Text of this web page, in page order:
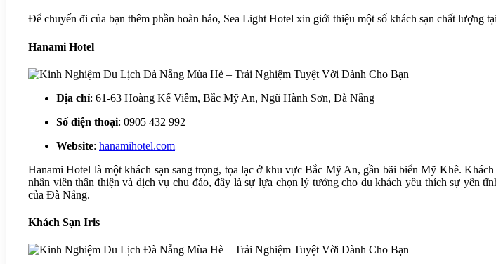
Để chuyến đi của bạn thêm phần hoàn hảo, Sea Light Hotel xin giới thiệu một số khách sạn chất lượng
Hanami Hotel
Địa chỉ: 61-63 Hoàng Kế Viêm, Bắc Mỹ An, Ngũ Hành Sơn, Đà Nẵng
Số điện thoại: 0905 432 992
Website: hanamihotel.com
Hanami Hotel là một khách sạn sang trọng, tọa lạc ở khu vực Bắc Mỹ An, gần bãi biển Mỹ Khê.
nhân viên thân thiện và dịch vụ chu đáo, đây là sự lựa chọn lý tưởng cho du khách yêu thích sự yên
của Đà Nẵng.
Khách Sạn Iris